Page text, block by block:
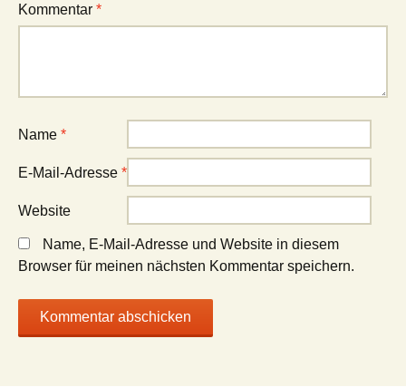
Kommentar *
Name *
E-Mail-Adresse *
Website
Name, E-Mail-Adresse und Website in diesem
Browser für meinen nächsten Kommentar speichern.